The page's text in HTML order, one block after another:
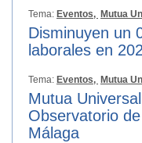
Tema: Eventos, Mutua
Disminuyen un
laborales en
Tema: Eventos, Mutua
Mutua
Observatorio
Málaga